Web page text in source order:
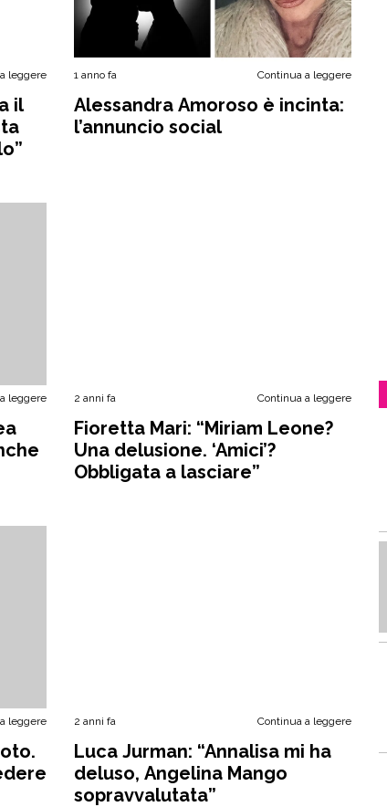
leggere
il
1 anno fa Continua a leggere
Alessandra Amoroso è incinta:
l’annuncio social
leggere 2 anni fa Continua a leggere
Fioretta Mari: “Miriam Leone?
Una delusione. ‘Amici’?
Obbligata a lasciare”
leggere 2 anni fa Continua a leggere
Luca Jurman: “Annalisa mi ha
deluso, Angelina Mango
sopravvalutata”